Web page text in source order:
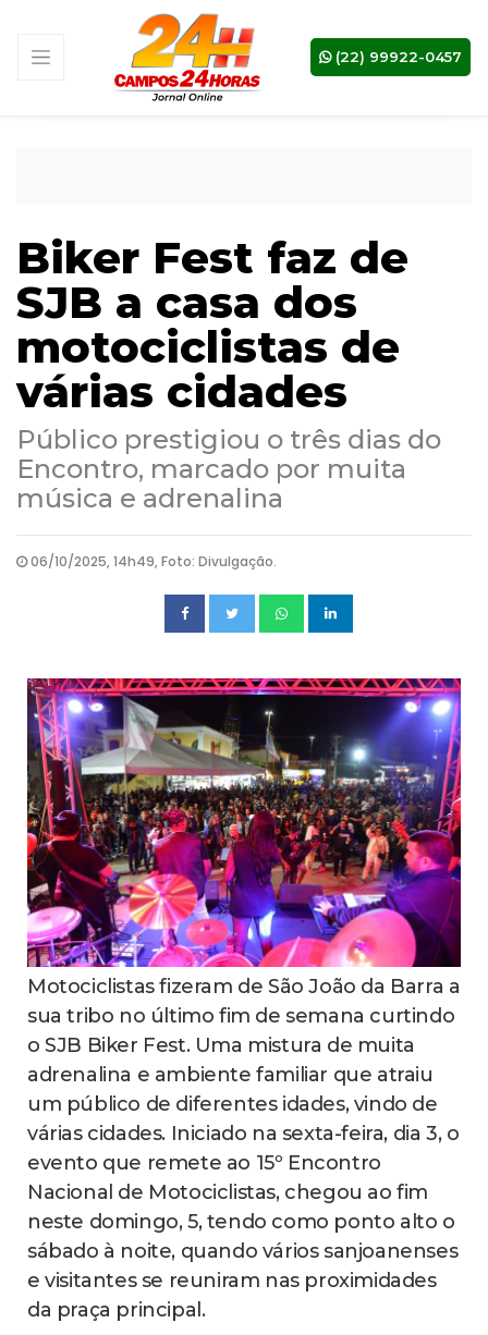
(22) 99922-0457
Biker Fest faz de
SJB a casa dos
motociclistas de
várias cidades
Público prestigiou o três dias do
Encontro, marcado por muita
música e adrenalina
06/10/2025, 14h49, Foto: Divulgação.
Motociclistas fizeram de São João da Barra a
sua tribo no último fim de semana curtindo
o SJB Biker Fest. Uma mistura de muita
adrenalina e ambiente familiar que atraiu
um público de diferentes idades, vindo de
várias cidades. Iniciado na sexta-feira, dia 3, o
evento que remete ao 15º Encontro
Nacional de Motociclistas, chegou ao fim
neste domingo, 5, tendo como ponto alto o
sábado à noite, quando vários sanjoanenses
e visitantes se reuniram nas proximidades
da praça principal.